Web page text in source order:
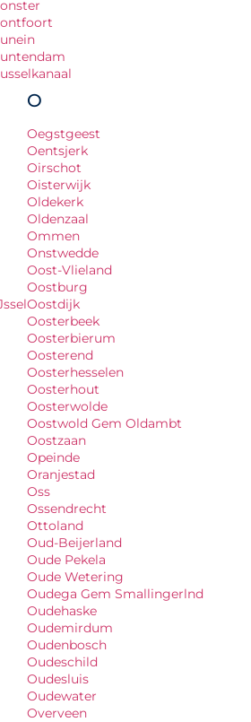
O
Oegstgeest
Oentsjerk
Oirschot
Oisterwijk
Oldekerk
Oldenzaal
Ommen
Onstwedde
Oost-Vlieland
Oostburg
Oostdijk
Oosterbeek
Oosterbierum
Oosterend
Oosterhesselen
Oosterhout
Oosterwolde
Oostwold Gem Oldambt
Oostzaan
Opeinde
Oranjestad
Oss
Ossendrecht
Ottoland
Oud-Beijerland
Oude Pekela
Oude Wetering
Oudega Gem Smallingerlnd
Oudehaske
Oudemirdum
Oudenbosch
Oudeschild
Oudesluis
Oudewater
Overveen